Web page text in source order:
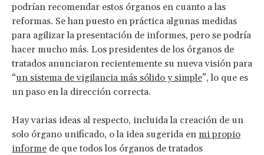
podrían recomendar estos órganos en cuanto a las
reformas. Se han puesto en práctica algunas medidas
para agilizar la presentación de informes, pero se podría
hacer mucho más. Los presidentes de los órganos de
tratados anunciaron recientemente su nueva visión para
“un sistema de vigilancia más sólido y simple”, lo que es
un paso en la dirección correcta.
Hay varias ideas al respecto, incluida la creación de un
solo órgano unificado, o la idea sugerida en mi propio
informe de que todos los órganos de tratados